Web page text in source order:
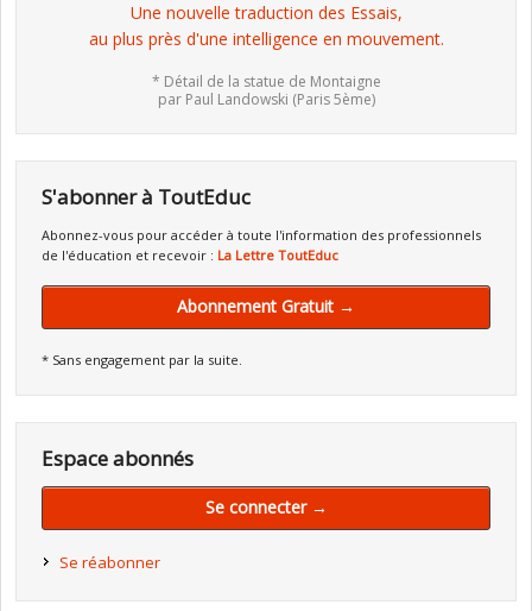
Une nouvelle traduction des Essais,
au plus près d'une intelligence en mouvement.
* Détail de la statue de Montaigne
par Paul Landowski (Paris 5ème)
S'abonner à ToutEduc
Abonnez-vous pour accéder à toute l'information des professionnels
de l'éducation et recevoir : La Lettre ToutEduc
Abonnement Gratuit →
* Sans engagement par la suite.
Espace abonnés
Se connecter →
Se réabonner